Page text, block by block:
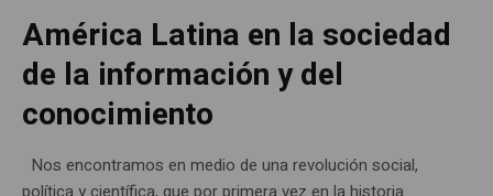
América Latina en la sociedad
de la información y del
conocimiento
Nos encontramos en medio de una revolución social,